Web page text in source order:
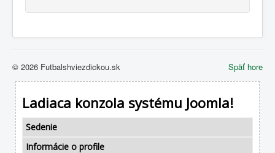
Späť hore
© 2026 Futbalshviezdickou.sk
Ladiaca konzola systému Joomla!
Sedenie
Informácie o profile